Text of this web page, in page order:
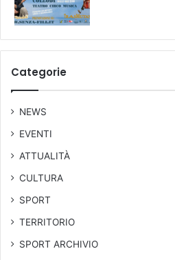
Categorie
NEWS
EVENTI
ATTUALITÀ
CULTURA
SPORT
TERRITORIO
SPORT ARCHIVIO